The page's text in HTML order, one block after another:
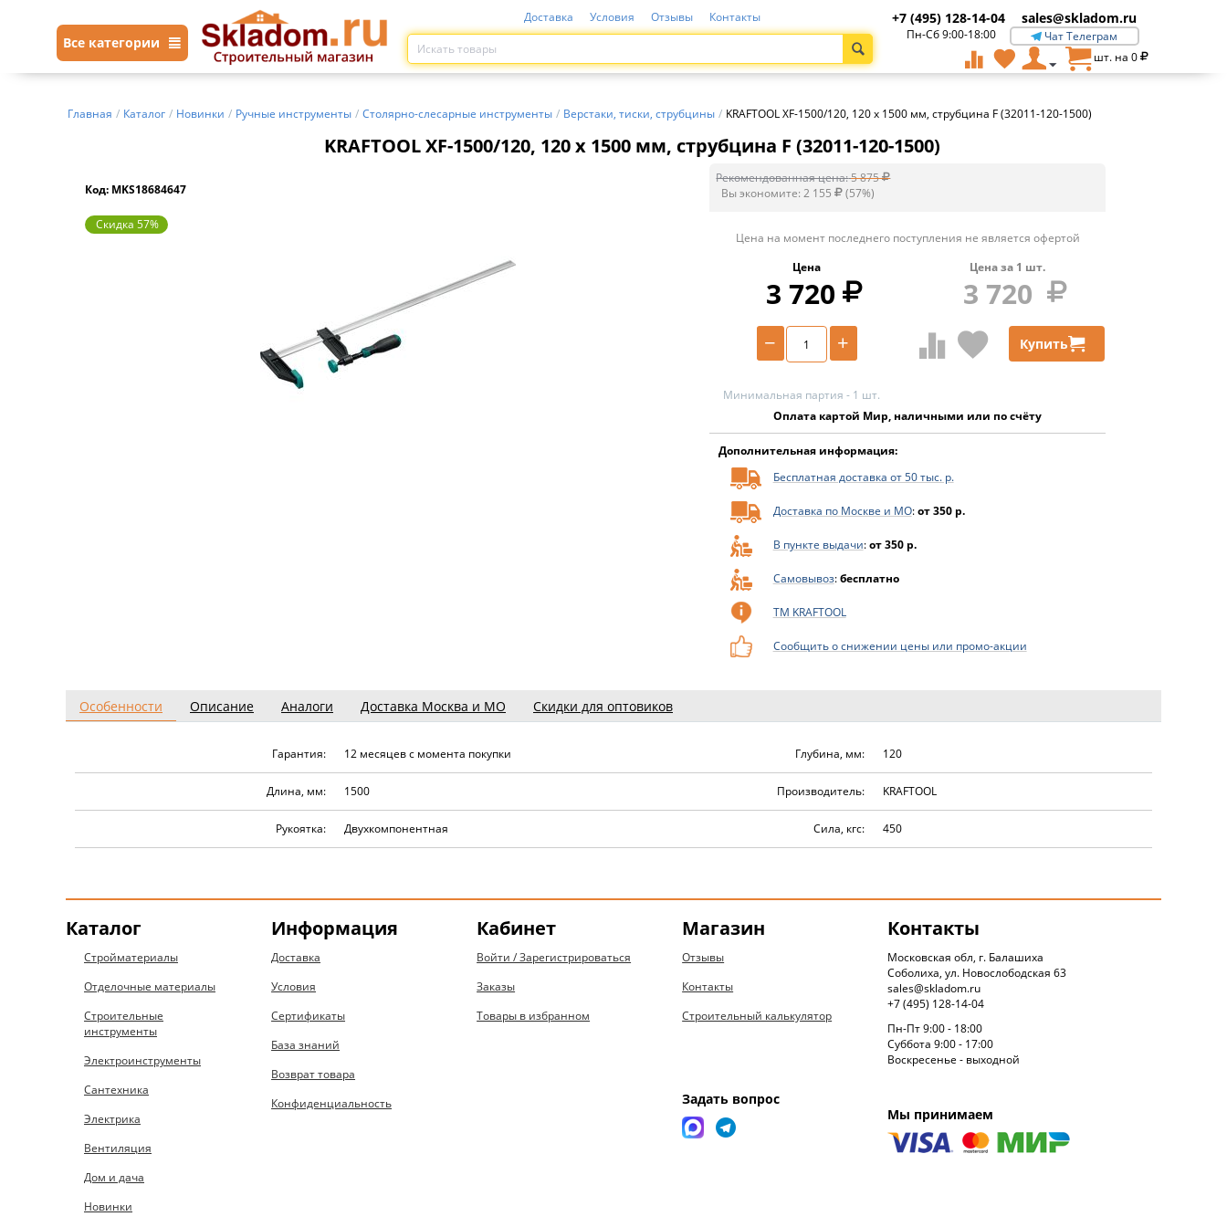
Все категории
Доставка Условия Отзывы Контакты +7 (495) 128-14-04 sales@skladom.ru
Пн-Сб 9:00-18:00
Чат Телеграм
шт. на 0
Главная / Каталог / Новинки / Ручные инструменты / Столярно-слесарные инструменты / Верстаки, тиски, струбцины / KRAFTOOL XF-1500/120, 120 х 1500 мм, струбцина F (32011-120-1500)
KRAFTOOL XF-1500/120, 120 х 1500 мм, струбцина F (32011-120-1500)
Код: MKS18684647
Скидка 57%
Рекомендованная цена:5 875
Вы экономите:2 155 (57%)
Цена на момент последнего поступления не является офертой
Цена
3 720
Цена за 1 шт.
3 720
+
− Купить
Минимальная партия - 1 шт.
Оплата картой Мир, наличными или по счёту
Дополнительная информация:
Бесплатная доставка от 50 тыс. р.
Доставка по Москве и МО:от 350 р.
В пункте выдачи:от 350 р.
Самовывоз:бесплатно
ТМ KRAFTOOL
Сообщить о снижении цены или промо-акции
Особенности Описание Аналоги Доставка Москва и МО Скидки для оптовиков
Гарантия: 12 месяцев с момента покупки Глубина, мм: 120
Длина, мм: 1500 Производитель: KRAFTOOL
Рукоятка: Двухкомпонентная Сила, кгс: 450
Каталог
Стройматериалы
Отделочные материалы
Строительные
инструменты
Электроинструменты
Сантехника
Электрика
Вентиляция
Дом и дача
Новинки
Информация
Доставка
Условия
Сертификаты
База знаний
Возврат товара
Конфиденциальность
Кабинет
Войти / Зарегистрироваться
Заказы
Товары в избранном
Магазин
Отзывы
Контакты
Строительный калькулятор
Задать вопрос
Контакты
Московская обл, г. Балашиха
Соболиха, ул. Новослободская 63
sales@skladom.ru
+7 (495) 128-14-04
Пн-Пт 9:00 - 18:00
Суббота 9:00 - 17:00
Воскресенье - выходной
Мы принимаем